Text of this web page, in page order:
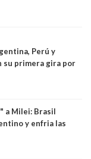
Perú y
su primera gira por
a Milei: Brasil
y enfria las